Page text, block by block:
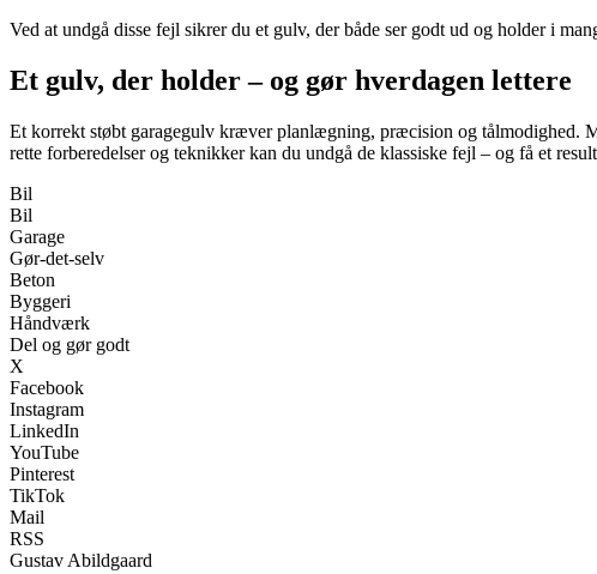
Ved at undgå disse fejl sikrer du et gulv, der både ser godt ud og holder i
Et gulv, der holder – og gør hverdagen lettere
Et korrekt støbt garagegulv kræver planlægning, præcision og tålmodighed.
rette forberedelser og teknikker kan du undgå de klassiske fejl – og få et
Bil
Bil
Garage
Gør-det-selv
Beton
Byggeri
Håndværk
Del og gør godt
X
Facebook
Instagram
LinkedIn
YouTube
Pinterest
TikTok
Mail
RSS
Gustav Abildgaard